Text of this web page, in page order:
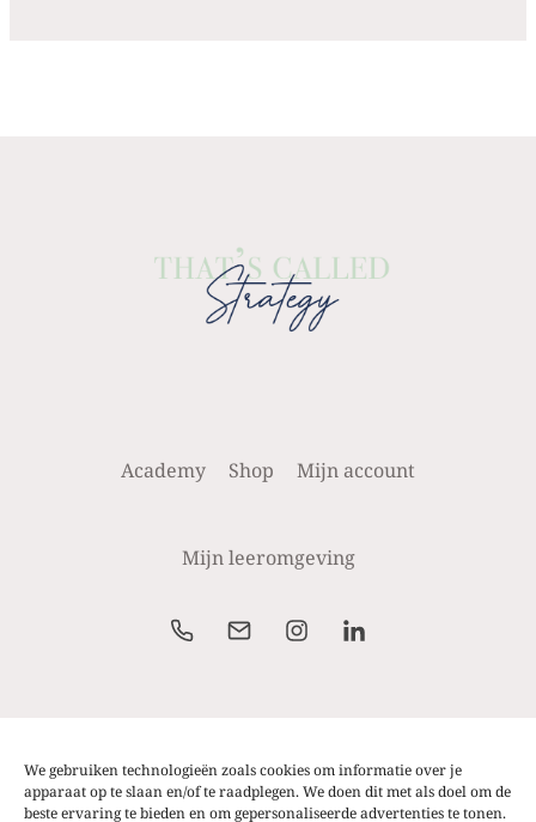
We gebruiken technologieën zoals cookies om informatie over je
apparaat op te slaan en/of te raadplegen. We doen dit met als doel om de
beste ervaring te bieden en om gepersonaliseerde advertenties te tonen.
Academy Shop Mijn account
Mijn leeromgeving
btw. Prijzen zijn steeds onder voorbehoud van
wijzigingen of typfouten.